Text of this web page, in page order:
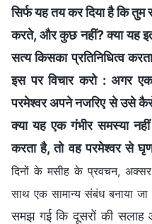
सिर्फ यह तय कर दिया है कि
करते, और कुछ नहीं? क्या यह
सत्य किसका प्रतिनिधित्व
इस पर विचार करो : अगर
परमेश्वर अपने नजरिए से उसे
क्या यह एक गंभीर समस्या
करता है, तो वह परमेश्वर से
दिनों के मसीह के प्रवचन,
साथ एक सामान्य संबंध बनाया
समझ गई कि दूसरों की सलाह